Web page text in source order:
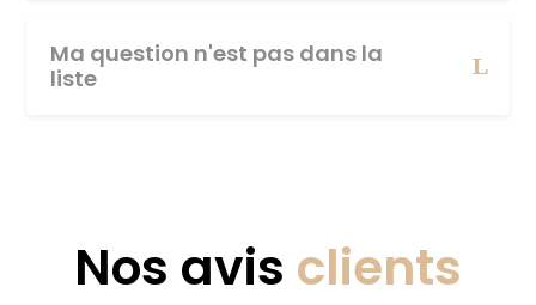
Ma question n'est pas dans la
liste
Nos avis clients